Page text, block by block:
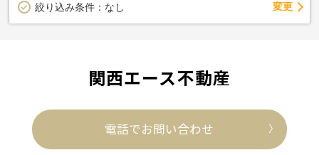
絞り込み条件： なし 変更
関西エース不動産
電話でお問い合わせ